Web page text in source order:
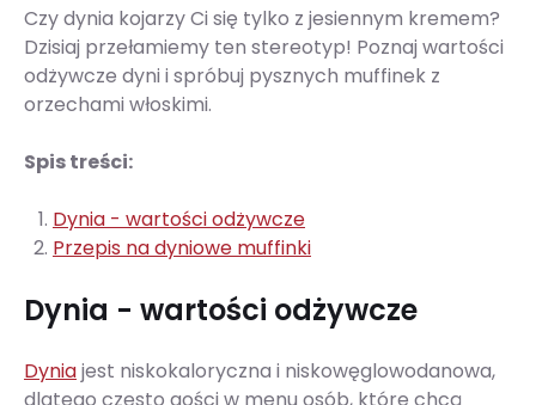
Czy dynia kojarzy Ci się tylko z jesiennym kremem?
Dzisiaj przełamiemy ten stereotyp! Poznaj wartości
odżywcze dyni i spróbuj pysznych muffinek z
orzechami włoskimi.
Spis treści:
Dynia - wartości odżywcze
Przepis na dyniowe muffinki
Dynia - wartości odżywcze
Dyniajest niskokaloryczna i niskowęglowodanowa,